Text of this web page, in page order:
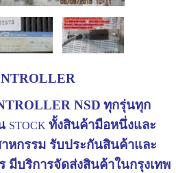
NSD ทุกรุ่นทุก
STOCK ทั้งสินค้ามือหนึ่งและ
หกรรมรับประกันสินค้าและ
บริการจัดส่งสินค้าในกรุงเทพ